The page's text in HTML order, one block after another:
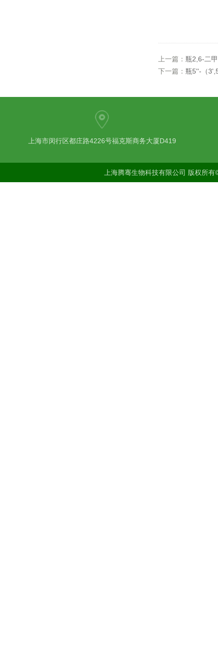
上一篇： 瓶2,6-二
下一篇： 瓶5''-（
上海市闵行区都庄路4226号福克斯商务大厦D419
上海腾骞生物科技有限公司 版权所